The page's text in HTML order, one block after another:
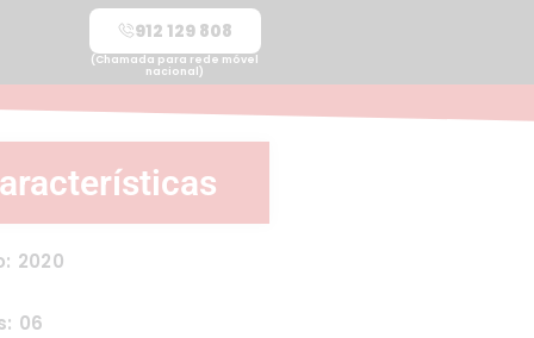
912 129 808
(Chamada para rede móvel
nacional)
2020
06